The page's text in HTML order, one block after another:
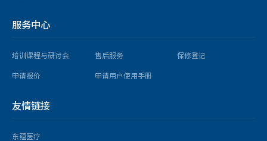
服务中心
培训课程与研讨会 售后服务
保修登记
申请报价
申请用户使用手册
友情链接
东蕴医疗